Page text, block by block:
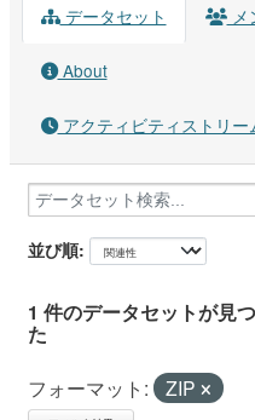
データセット メ
About
アクティビティストリー
並び順
1 件のデータセットが見
た
フォーマット: ZIP